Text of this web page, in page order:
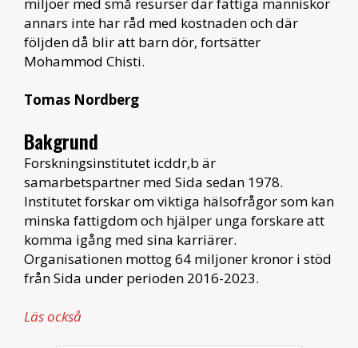
annars inte har råd med kostnaden och där
följden då blir att barn dör, fortsätter
Mohammod Chisti.
Tomas Nordberg
Bakgrund
Forskningsinstitutet icddr,b är
samarbetspartner med Sida sedan 1978.
Institutet forskar om viktiga hälsofrågor som kan
minska fattigdom och hjälper unga forskare att
komma igång med sina karriärer.
Organisationen mottog 64 miljoner kronor i stöd
från Sida under perioden 2016-2023.
Läs också